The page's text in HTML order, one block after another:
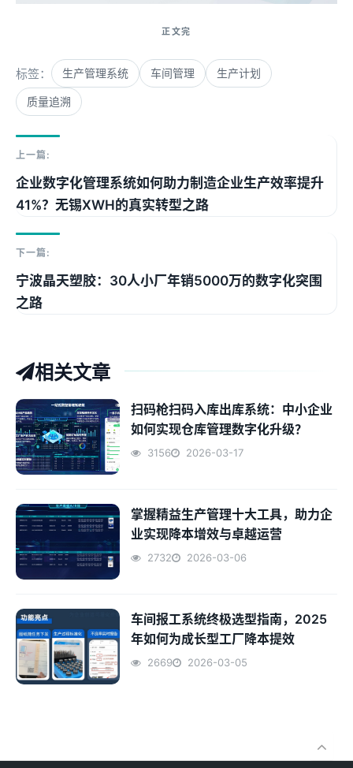
标签： 生产管理系统 车间管理 生产计划
质量追溯
上一篇:
企业数字化管理系统如何助力制造企业生产效率提升
41%？无锡XWH的真实转型之路
下一篇:
宁波晶天塑胶：30人小厂年销5000万的数字化突围
之路
相关文章
扫码枪扫码入库出库系统：中小企业
如何实现仓库管理数字化升级？
3156 2026-03-17
掌握精益生产管理十大工具，助力企
业实现降本增效与卓越运营
2732 2026-03-06
车间报工系统终极选型指南，2025
年如何为成长型工厂降本提效
2669 2026-03-05